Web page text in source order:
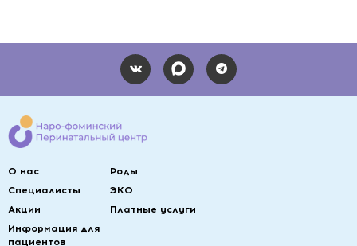
О нас
Роды
Специалисты
ЭКО
Акции
Платные услуги
Информация для
пациентов